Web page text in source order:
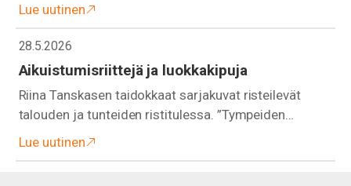
Lue uutinen
28.5.2026
Aikuistumisriittejä ja luokkakipuja
Riina Tanskasen taidokkaat sarjakuvat risteilevät
talouden ja tunteiden ristitulessa. ”Tympeiden…
Lue uutinen